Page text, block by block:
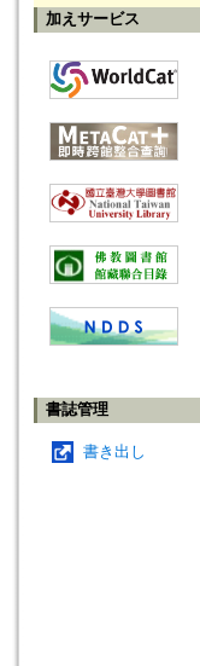
加えサービス
書誌管理
書き出し